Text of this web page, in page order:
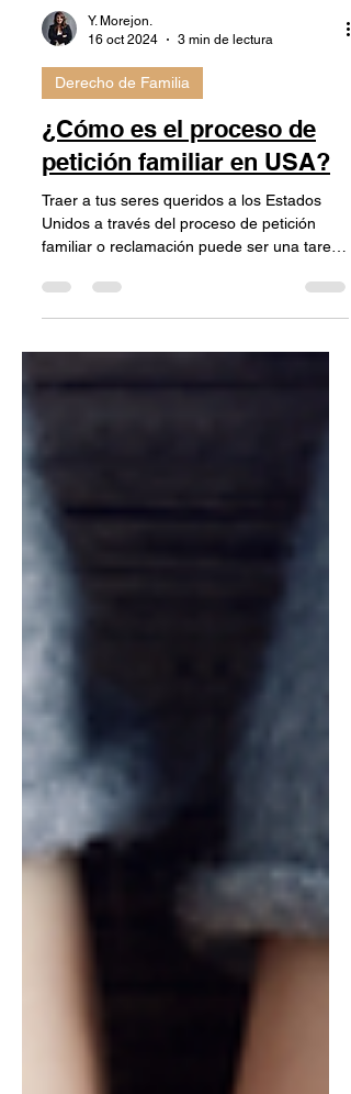
16 oct 2024
3 min de lectura
Derecho de Familia
¿Cómo es el proceso de
petición familiar en USA?
Traer a tus seres queridos a los Estados
compleja y...